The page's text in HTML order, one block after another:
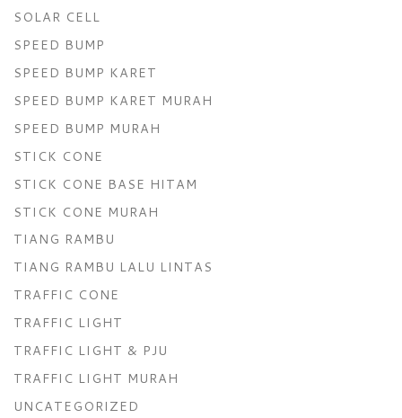
SOLAR CELL
SPEED BUMP
SPEED BUMP KARET
SPEED BUMP KARET MURAH
SPEED BUMP MURAH
STICK CONE
STICK CONE BASE HITAM
STICK CONE MURAH
TIANG RAMBU
TIANG RAMBU LALU LINTAS
TRAFFIC CONE
TRAFFIC LIGHT
TRAFFIC LIGHT & PJU
TRAFFIC LIGHT MURAH
UNCATEGORIZED